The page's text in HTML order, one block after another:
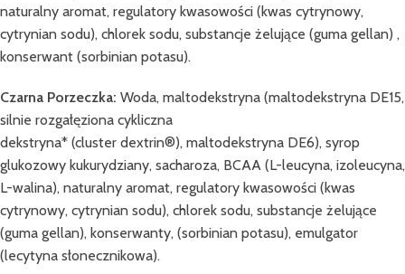
naturalny aromat, regulatory kwasowości (kwas cytrynowy,
cytrynian sodu), chlorek sodu, substancje żelujące (guma gellan) ,
konserwant (sorbinian potasu).
Czarna Porzeczka: Woda, maltodekstryna (maltodekstryna DE15,
silnie rozgałęziona cykliczna
dekstryna* (cluster dextrin®), maltodekstryna DE6), syrop
glukozowy kukurydziany, sacharoza, BCAA (L-leucyna, izoleucyna,
L-walina), naturalny aromat, regulatory kwasowości (kwas
cytrynowy, cytrynian sodu), chlorek sodu, substancje żelujące
(guma gellan), konserwanty, (sorbinian potasu), emulgator
(lecytyna słonecznikowa).